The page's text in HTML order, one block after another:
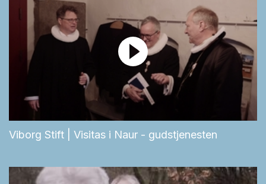
Viborg Stift | Visitas i Naur - gudstjenesten